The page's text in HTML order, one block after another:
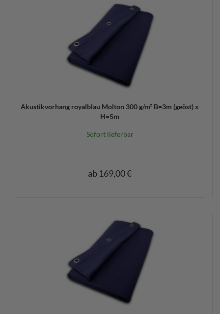
Akustikvorhang royalblau Molton 300 g/m² B=3m (geöst) x
H=5m
Sofort lieferbar
ab 169,00 €